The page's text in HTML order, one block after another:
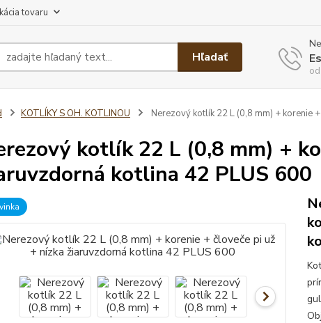
tovaru
Hľadať
KOTLÍKY S OH. KOTLINOU Nerezový kotlík 22 L (0,8 mm) + korenie
kotlík 22 L (0,8 mm) +
kotlina 42 PLUS 600